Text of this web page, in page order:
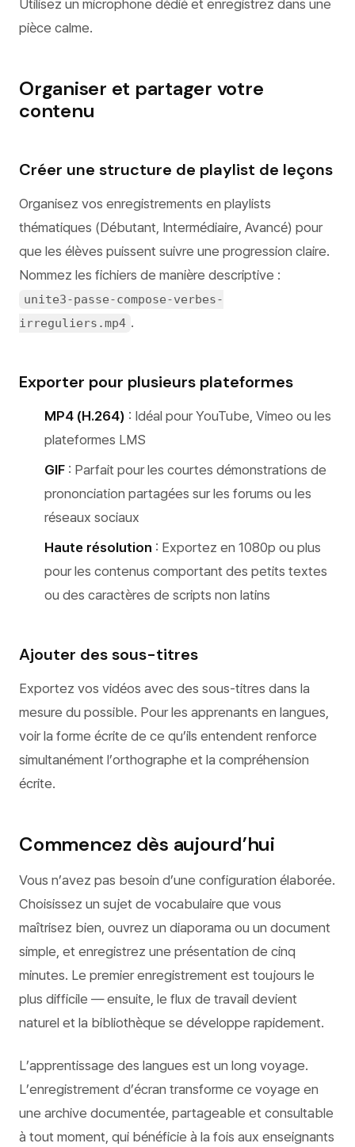
Utilisez un microphone dédié et enregistrez dans une
pièce calme.
Organiser et partager votre
contenu
Créer une structure de playlist de leçons
Organisez vos enregistrements en playlists
thématiques (Débutant, Intermédiaire, Avancé) pour
que les élèves puissent suivre une progression claire.
Nommez les fichiers de manière descriptive :
unite3-passe-compose-verbes-
irreguliers.mp4 .
Exporter pour plusieurs plateformes
MP4 (H.264) : Idéal pour YouTube, Vimeo ou les
plateformes LMS
GIF : Parfait pour les courtes démonstrations de
prononciation partagées sur les forums ou les
réseaux sociaux
Haute résolution : Exportez en 1080p ou plus
pour les contenus comportant des petits textes
ou des caractères de scripts non latins
Ajouter des sous-titres
Exportez vos vidéos avec des sous-titres dans la
mesure du possible. Pour les apprenants en langues,
voir la forme écrite de ce qu’ils entendent renforce
simultanément l’orthographe et la compréhension
écrite.
Commencez dès aujourd’hui
Vous n’avez pas besoin d’une configuration élaborée.
Choisissez un sujet de vocabulaire que vous
maîtrisez bien, ouvrez un diaporama ou un document
simple, et enregistrez une présentation de cinq
minutes. Le premier enregistrement est toujours le
plus difficile — ensuite, le flux de travail devient
naturel et la bibliothèque se développe rapidement.
L’apprentissage des langues est un long voyage.
L’enregistrement d’écran transforme ce voyage en
une archive documentée, partageable et consultable
à tout moment, qui bénéficie à la fois aux enseignants